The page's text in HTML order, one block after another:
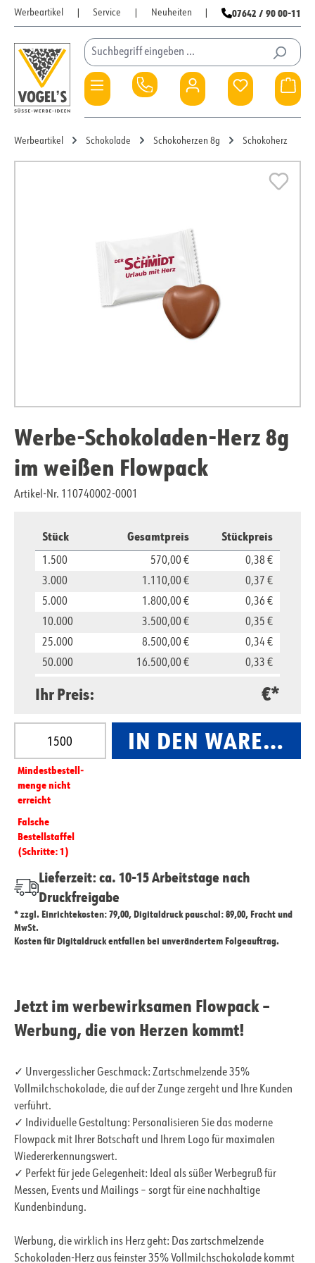
Zum Hauptinhalt springen
Werbeartikel Service Neuheiten 07642 / 90 00-11
Du hast 0
Werbeartikel Schokolade Schokoherzen 8g Schokoherz
Werbe-Schokoladen-Herz 8g
im weißen Flowpack
Artikel-Nr. 110740002-0001
Stück Gesamtpreis Stückpreis
1.500 570,00 €
0,38 €
3.000
1.110,00 €
0,37 €
5.000
1.800,00 €
0,36 €
10.000
3.500,00 €
0,35 €
25.000
8.500,00 €
0,34 €
50.000
16.500,00 €
0,33 €
Ihr Preis: €*
Produkt Anzahl: Gib den gewünschten Wert ein
Mindest­­bestell­­
menge nicht
erreicht
Falsche
Bestellstaffel
(Schritte: 1)
IN DEN
Lieferzeit: ca. 10-15 Arbeitstage nach
Druckfreigabe
* zzgl. Einrichtekosten: 79,00, Digitaldruck pauschal: 89,00, Fracht und
MwSt.
Kosten für Digitaldruck entfallen bei unverändertem Folgeauftrag.
Jetzt im werbewirksamen Flowpack –
Werbung, die von Herzen kommt!
✓ Unvergesslicher Geschmack: Zartschmelzende 35%
Vollmilchschokolade, die auf der Zunge zergeht und Ihre Kunden
verführt.
✓ Individuelle Gestaltung: Personalisieren Sie das moderne
Flowpack mit Ihrer Botschaft und Ihrem Logo für maximalen
Wiedererkennungswert.
✓ Perfekt für jede Gelegenheit: Ideal als süßer Werbegruß für
Messen, Events und Mailings – sorgt für eine nachhaltige
Kundenbindung.
Werbung, die wirklich ins Herz geht: Das zartschmelzende
Schokoladen-Herz aus feinster 35% Vollmilchschokolade kommt